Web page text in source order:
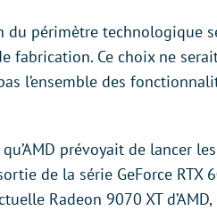
périmètre technologique
fabrication. Ce choix ne
l’ensemble des
prévoyait de lancer
de la série GeForce RTX
Radeon 9070 XT